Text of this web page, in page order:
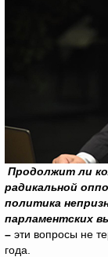
Продолжит ли
радикальной
политика
парламентских
– эти вопросы не
года.